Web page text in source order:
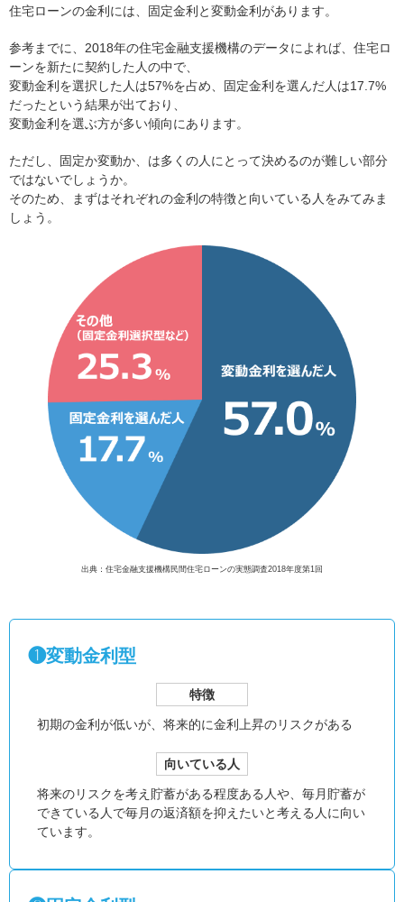
住宅ローンの金利には、固定金利と変動金利があります。
参考までに、2018年の住宅金融支援機構のデータによれば、住宅ロ
ーンを新たに契約した人の中で、
変動金利を選択した人は57%を占め、固定金利を選んだ人は17.7%
だったという結果が出ており、
変動金利を選ぶ方が多い傾向にあります。
ただし、固定か変動か、は多くの人にとって決めるのが難しい部分
ではないでしょうか。
そのため、まずはそれぞれの金利の特徴と向いている人をみてみま
しょう。
出典：住宅金融支援機構民間住宅ローンの実態調査2018年度第1回
❶変動金利型
特徴
初期の金利が低いが、 将来的に金利上昇のリスクがある
向いている人
将来のリスクを考え貯蓄がある程度ある人や、毎月貯蓄が
できている人で毎月の返済額を抑えたいと考える人に向い
ています。